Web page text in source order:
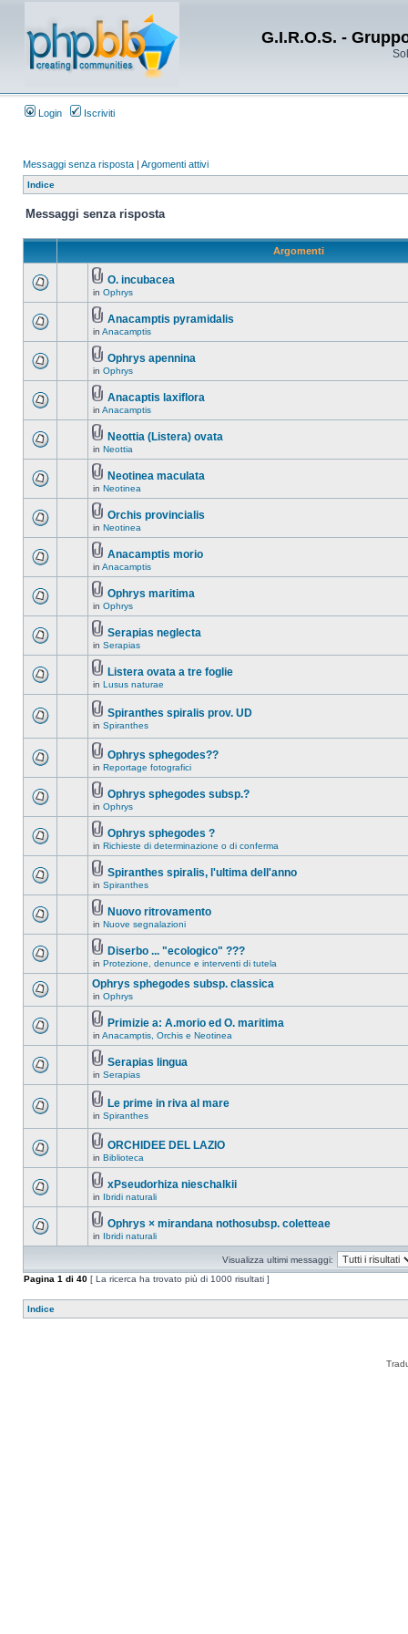
G.I.R.O.S. -
Login Iscriviti
Messaggi senza risposta | Argomenti attivi
Indice
Messaggi senza risposta
Argomenti
O. incubacea
in Ophrys
Anacamptis pyramidalis
in Anacamptis
Ophrys apennina
in Ophrys
Anacaptis laxiflora
in Anacamptis
Neottia (Listera) ovata
in Neottia
Neotinea maculata
in Neotinea
Orchis provincialis
in Neotinea
Anacamptis morio
in Anacamptis
Ophrys maritima
in Ophrys
Serapias neglecta
in Serapias
Listera ovata a tre foglie
in Lusus naturae
Spiranthes spiralis prov. UD
in Spiranthes
Ophrys sphegodes??
in Reportage fotografici
Ophrys sphegodes subsp.?
in Ophrys
Ophrys sphegodes ?
in Richieste di determinazione o di conferma
Spiranthes spiralis, l'ultima dell'anno
in Spiranthes
Nuovo ritrovamento
in Nuove segnalazioni
Diserbo ... "ecologico" ???
in Protezione, denunce e interventi di tutela
Ophrys sphegodes subsp. classica
in Ophrys
Primizie a: A.morio ed O. maritima
in Anacamptis, Orchis e Neotinea
Serapias lingua
in Serapias
Le prime in riva al mare
in Spiranthes
ORCHIDEE DEL LAZIO
in Biblioteca
xPseudorhiza nieschalkii
in Ibridi naturali
Ophrys × mirandana nothosubsp. coletteae
in Ibridi naturali
Visualizza ultimi messaggi:
Pagina 1 di 40 [ La ricerca ha trovato più di 1000 risultati ]
Indice